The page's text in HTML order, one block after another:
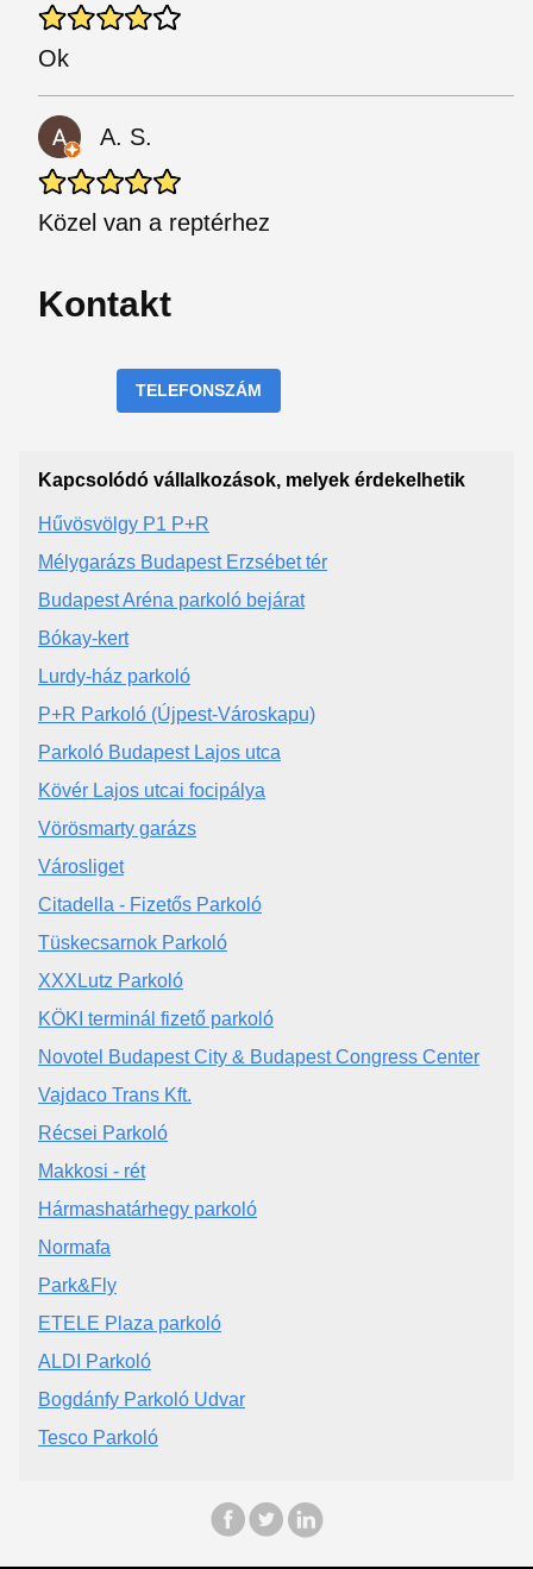
Ok
A. S.
Közel van a reptérhez
Kontakt
TELEFONSZÁM
Kapcsolódó vállalkozások, melyek érdekelhetik
Hűvösvölgy P1 P+R
Mélygarázs Budapest Erzsébet tér
Budapest Aréna parkoló bejárat
Bókay-kert
Lurdy-ház parkoló
P+R Parkoló (Újpest-Városkapu)
Parkoló Budapest Lajos utca
Kövér Lajos utcai focipálya
Vörösmarty garázs
Városliget
Citadella - Fizetős Parkoló
Tüskecsarnok Parkoló
XXXLutz Parkoló
KÖKI terminál fizető parkoló
Novotel Budapest City & Budapest Congress Center
Vajdaco Trans Kft.
Récsei Parkoló
Makkosi - rét
Hármashatárhegy parkoló
Normafa
Park&Fly
ETELE Plaza parkoló
ALDI Parkoló
Bogdánfy Parkoló Udvar
Tesco Parkoló